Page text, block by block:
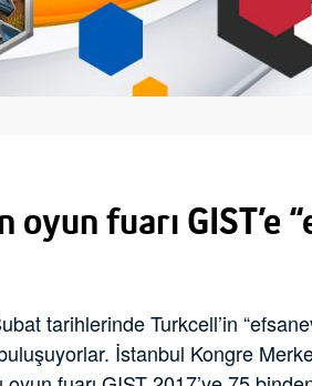
oyun fuarı GIST’e
tarihlerinde Turkcell’in
İstanbul Kongre